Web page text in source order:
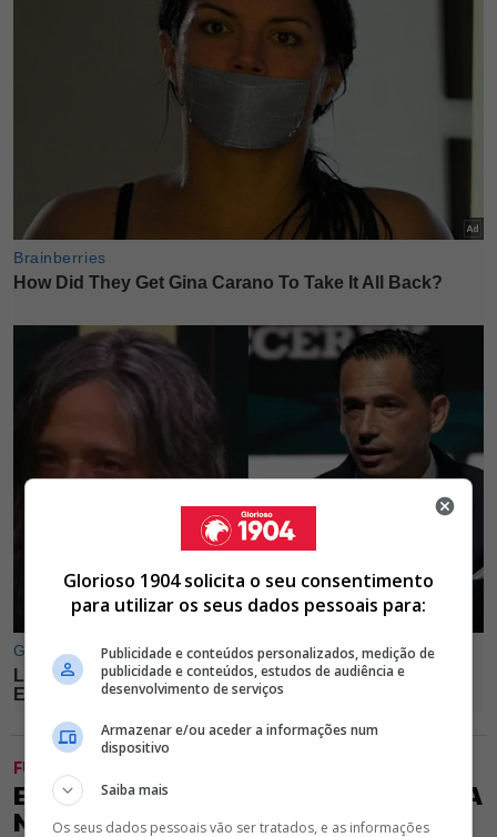
FUTEBOL
EXCLUSIVO GLORIOSO 1904 - BENFICA
NÃO SE ENTENDE COM VIDAL E
Glorioso 1904 solicita o seu consentimento
para utilizar os seus dados pessoais para:
Publicidade e conteúdos personalizados, medição de
publicidade e conteúdos, estudos de audiência e
desenvolvimento de serviços
Armazenar e/ou aceder a informações num
dispositivo
Saiba mais
Os seus dados pessoais vão ser tratados, e as informações